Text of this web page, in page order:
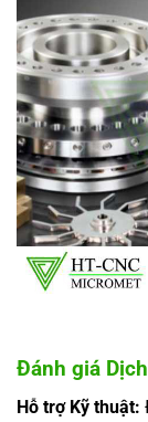
Đánh giá
Hỗ trợ Kỹ thuật: